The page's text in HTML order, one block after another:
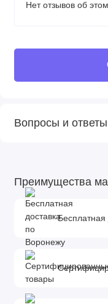
Нет отзывов об
Вопросы и ответы
Преимущества
Бесплатная